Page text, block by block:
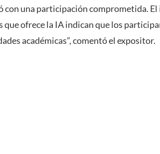
con una participación comprometida.
ofrece la IA indican que los
académicas”, comentó el expositor.